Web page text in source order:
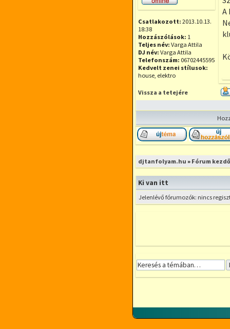
Offline
Csatlakozott: 2013.10.13.
18:38
Hozzászólások: 1
Teljes név: Varga Attila
DJ név: Varga Attila
Telefonszám: 06702445595
Kedvelt zenei stílusok:
house, elektro
A
Vissza a tetejére
Új téma nyitása
djtanfolyam.hu » Fórum
Ki van itt
Jelenlévő fórumozók: nincs